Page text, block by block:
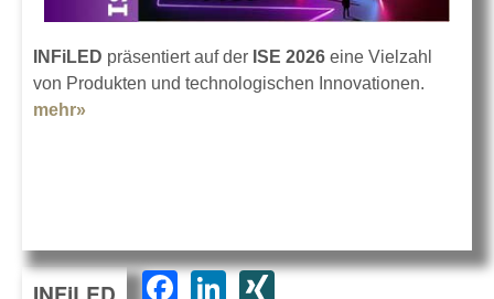
INFiLED präsentiert auf der ISE 2026 eine Vielzahl
von Produkten und technologischen Innovationen.
mehr»
F
Li XI